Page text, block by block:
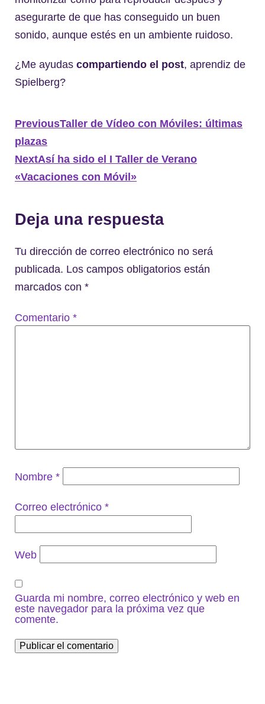
asegurarte de que has conseguido un buen
sonido, aunque estés en un ambiente ruidoso.
¿Me ayudas compartiendo el post, aprendiz de
Spielberg?
PreviousTaller de Vídeo con Móviles: últimas
plazas
NextAsí ha sido el I Taller de Verano
«Vacaciones con Móvil»
Deja una respuesta
Tu dirección de correo electrónico no será
publicada. Los campos obligatorios están
marcados con *
Comentario *
Nombre *
Correo electrónico *
Web
Guarda mi nombre, correo electrónico y web en
este navegador para la próxima vez que
comente.